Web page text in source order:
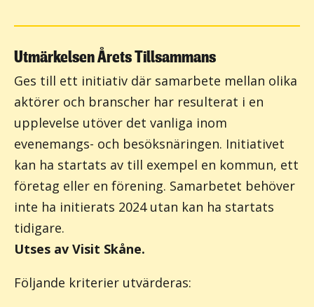
Utmärkelsen Årets Tillsammans
Ges till ett initiativ där samarbete mellan olika
aktörer och branscher har resulterat i en
upplevelse utöver det vanliga inom
evenemangs- och besöksnäringen. Initiativet
kan ha startats av till exempel en kommun, ett
företag eller en förening. Samarbetet behöver
inte ha initierats 2024 utan kan ha startats
tidigare.
Utses av Visit Skåne.
Följande kriterier utvärderas: